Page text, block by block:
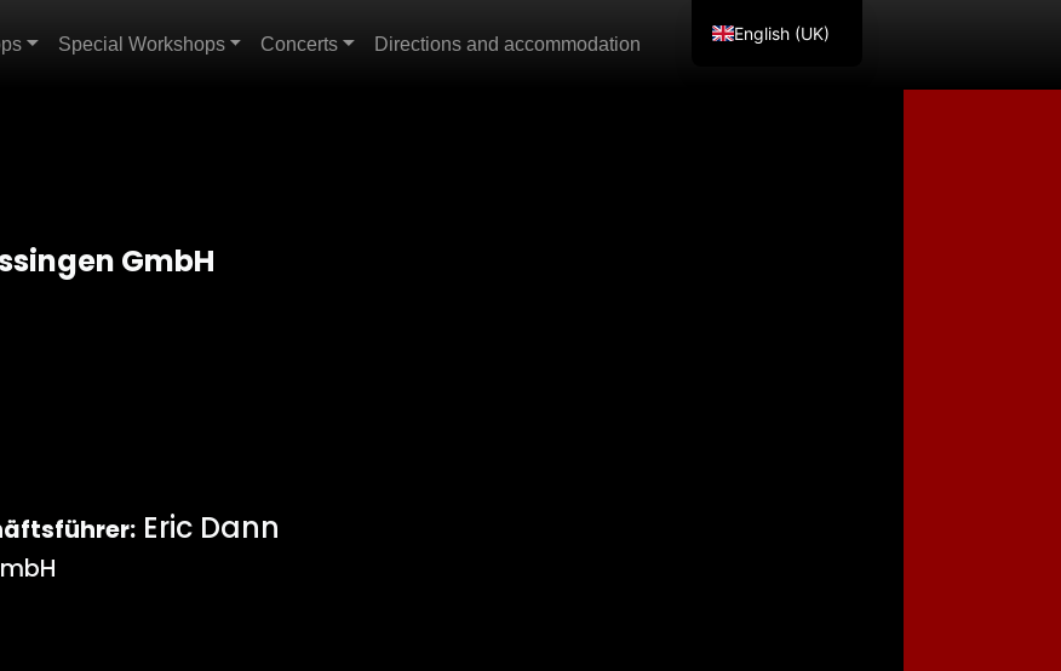
Special Workshops Concerts Directions and accommodation
GmbH
Eric Dann
English (UK)